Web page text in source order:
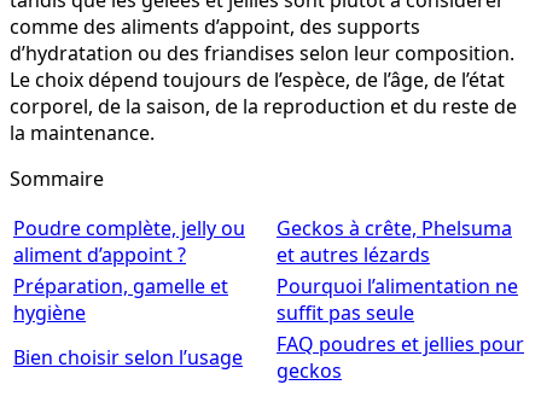
comme des aliments d’appoint, des supports
d’hydratation ou des friandises selon leur composition.
Le choix dépend toujours de l’espèce, de l’âge, de l’état
corporel, de la saison, de la reproduction et du reste de
la maintenance.
Sommaire
Poudre complète, jelly ou
aliment d’appoint ?
Geckos à crête, Phelsuma
et autres lézards
Préparation, gamelle et
hygiène
Pourquoi l’alimentation ne
suffit pas seule
Bien choisir selon l’usage
FAQ poudres et jellies pour
geckos